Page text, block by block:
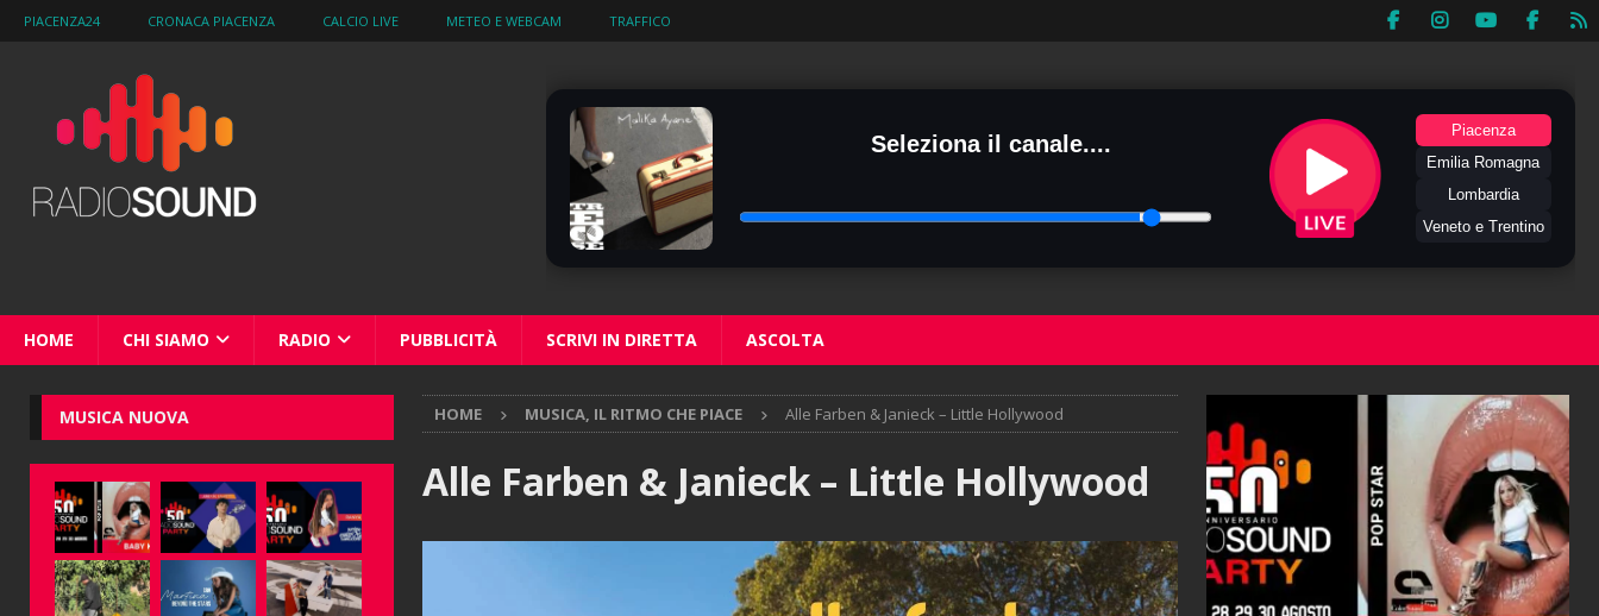
PIACENZA24 CRONACA PIACENZA CALCIO LIVE METEO E WEBCAM TRAFFICO
Seleziona il canale....
Piacenza
Emilia Romagna
Lombardia
Veneto e Trentino
HOME CHI SIAMO RADIO PUBBLICITÀ SCRIVI IN DIRETTA ASCOLTA
HOME MUSICA, IL RITMO CHE PIACE Alle Farben & Janieck – Little Hollywood
Alle Farben & Janieck – Little Hollywood
MUSICA NUOVA